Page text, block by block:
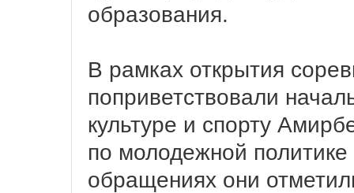
образования.
В рамках открытия
поприветствовали
культуре и спорту
по молодежной
обращениях они